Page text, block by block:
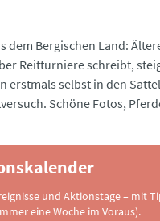
dem Bergischen Land:
Reitturniere schreibt,
erstmals selbst in den
Schöne Fotos,
und Aktionstage – mit
eine Woche im Voraus).